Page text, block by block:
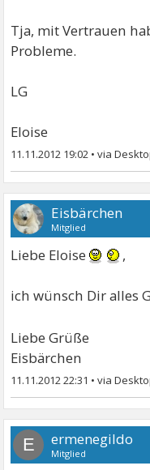
Tja, mit Vertrauen
Probleme.
LG
Eloise
11.11.2012 19:02 •
Eisbärchen
Mitglied
Liebe Eloise ,
ich wünsch Dir alles
Liebe Grüße
Eisbärchen
11.11.2012 22:31 •
E ermenegildo
Mitglied